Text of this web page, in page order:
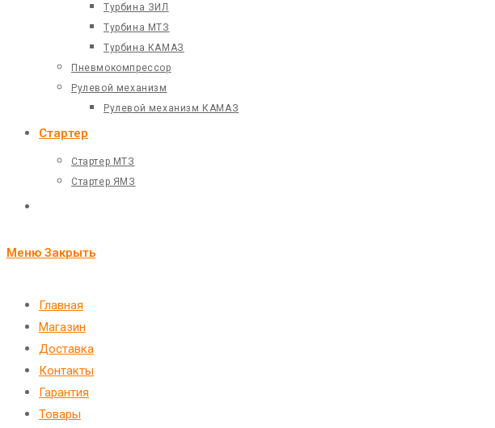
Турбина ЗИЛ
Турбина МТЗ
Турбина КАМАЗ
Пневмокомпрессор
Рулевой механизм
Рулевой механизм КАМАЗ
Стартер
Стартер МТЗ
Стартер ЯМЗ
веб-
Меню Закрыть
Главная
Магазин
Доставка
Контакты
Гарантия
Товары